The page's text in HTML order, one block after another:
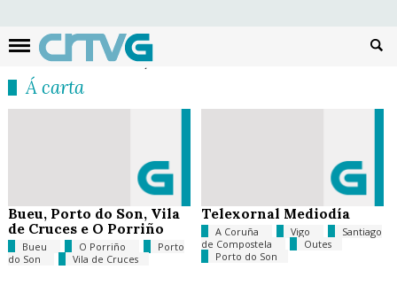
Á carta
Bueu, Porto do Son, Vila
de Cruces e O Porriño
Bueu O Porriño
Porto
do Son
Vila de Cruces
Telexornal Mediodía
A Coruña Vigo
Santiago
de Compostela
Outes
Porto do Son